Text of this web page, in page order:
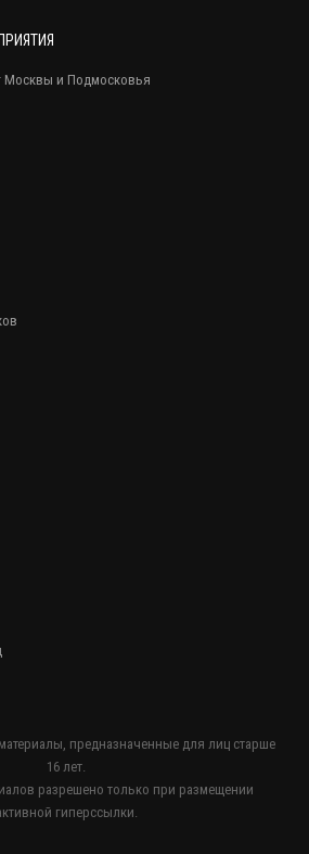
Москвы и Подмосковья
предназначенные для лиц старше
16 лет.
разрешено только при размещении
гиперссылки.